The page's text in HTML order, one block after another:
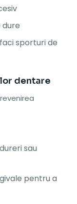
dure
sporturi de
dentare
sau
pentru a